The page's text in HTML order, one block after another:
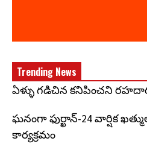
Trending News
ఏళ్ళు గడిచిన కనిపించని
ఘనంగా ఫుర్ఖాన్-24 వార్షిక
కార్యక్రమం